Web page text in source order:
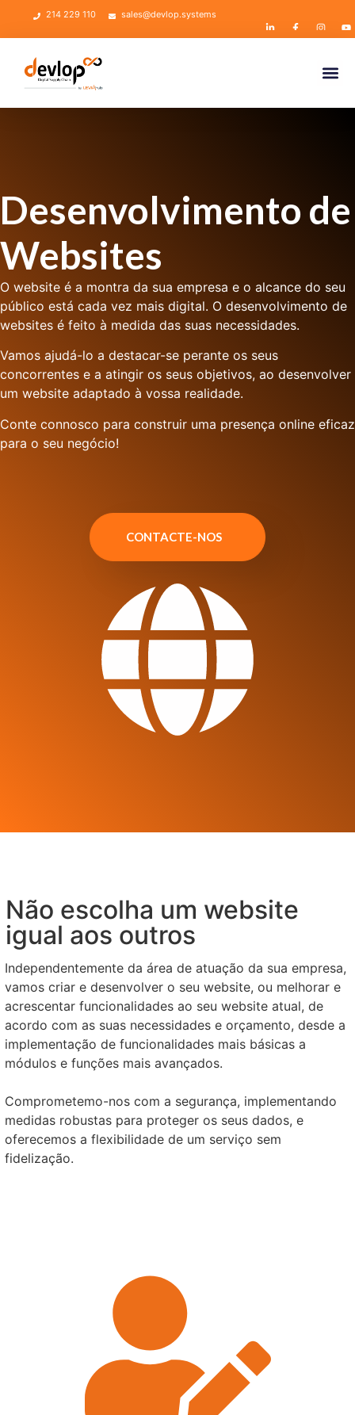
214 229 110 sales@devlop.systems
Desenvolvimento de
Websites
O website é a montra da sua empresa e o alcance do seu
público está cada vez mais digital. O desenvolvimento de
websites é feito à medida das suas necessidades.
Vamos ajudá-lo a destacar-se perante os seus
concorrentes e a atingir os seus objetivos, ao desenvolver
um website adaptado à vossa realidade.
Conte connosco para construir uma presença online eficaz
para o seu negócio!
CONTACTE-NOS
Não escolha um website
igual aos outros
Independentemente da área de atuação da sua empresa,
vamos criar e desenvolver o seu website, ou melhorar e
acrescentar funcionalidades ao seu website atual, de
acordo com as suas necessidades e orçamento, desde a
implementação de funcionalidades mais básicas a
módulos e funções mais avançados.
Comprometemo-nos com a segurança, implementando
medidas robustas para proteger os seus dados, e
oferecemos a flexibilidade de um serviço sem
fidelização.